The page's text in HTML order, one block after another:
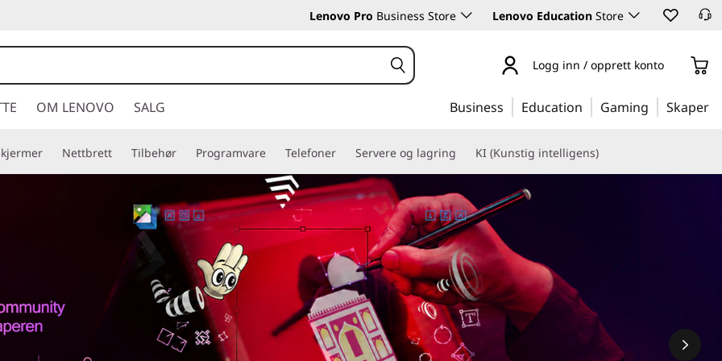
Lenovo Pro Business Store Lenovo Education Store
Logg inn / opprett konto
OM LENOVO SALG Business Education Gaming Skaper
Nettbrett Tilbehør Programvare Telefoner Servere og lagring KI (Kunstig intelligens)